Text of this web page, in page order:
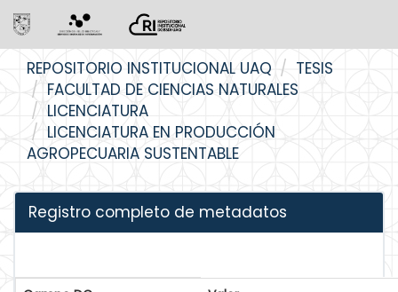
navigation
REPOSITORIO INSTITUCIONAL UAQ
TESIS
FACULTAD DE CIENCIAS NATURALES
LICENCIATURA
LICENCIATURA EN PRODUCCIÓN
AGROPECUARIA SUSTENTABLE
Registro completo de metadatos